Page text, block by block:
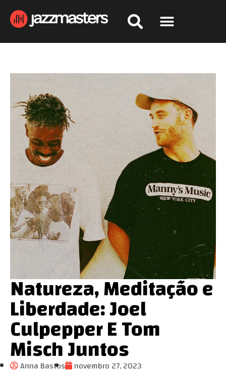
Natureza, Meditação e
Liberdade: Joel
Culpepper E Tom
Misch Juntos
Anna Bastos
novembro 27, 2023